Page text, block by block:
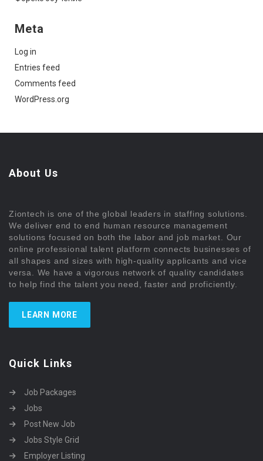
Meta
Log in
Entries feed
Comments feed
WordPress.org
About Us
Ziontech is one of the global leaders in staffing solutions.
We deliver end to end human resource management
solutions focused on both the labor and job market. Our
online professional talent platform connects businesses of
all shapes and sizes with high-quality applicants and vice
versa. We have a vigorous network of quality candidates
to help find the talent you need, faster and proficiently.
LEARN MORE
Quick Links
Job Packages
Jobs
Post New Job
Jobs Style Grid
Employer Listing